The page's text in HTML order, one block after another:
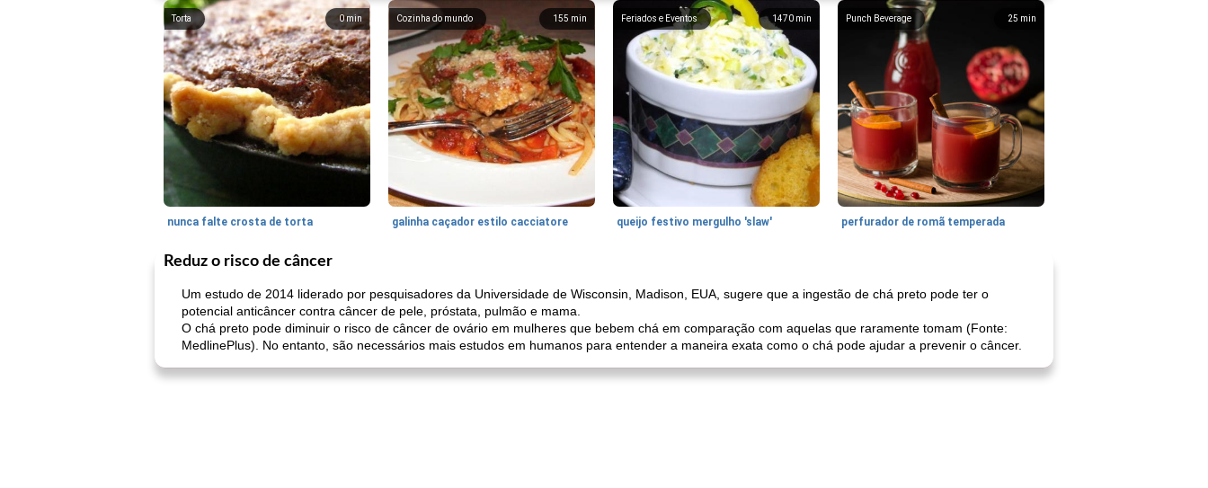
0min
Torta
nunca falte crosta de torta
155 min
Cozinha do mundo
galinha caçador estilo cacciatore
1470 min
Feriados e Eventos
queijo festivo mergulho 'slaw'
25 min
Punch Beverage
perfurador de romã temperada
Reduz o risco de câncer
Um estudo de 2014 liderado por pesquisadores da Universidade de Wisconsin, Madison, EUA, sugere que a ingestão de chá preto pode ter o
potencial anticâncer contra câncer de pele, próstata, pulmão e mama.
O chá preto pode diminuir o risco de câncer de ovário em mulheres que bebem chá em comparação com aquelas que raramente tomam (Fonte:
MedlinePlus). No entanto, são necessários mais estudos em humanos para entender a maneira exata como o chá pode ajudar a prevenir o câncer.